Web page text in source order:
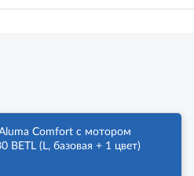
Aluma Comfort с мотором
BETL (L, базовая + 1 цвет)